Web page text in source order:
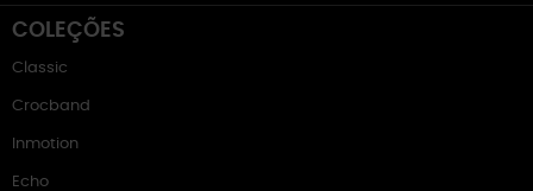
COLEÇÕES
Classic
Crocband
Inmotion
Echo